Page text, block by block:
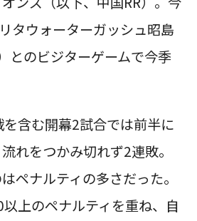
タウォーターガッシュ昭島
とのビジターゲームで今季
含む開幕2試合では前半に
れをつかみ切れず2連敗。
ペナルティの多さだった。
上のペナルティを重ね、自